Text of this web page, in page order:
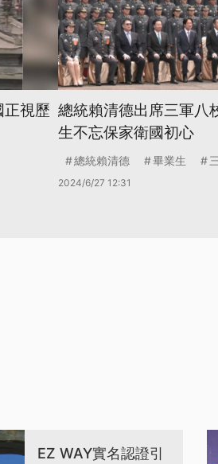
視歷 總統賴清德出席三軍八
生不忘保家衛國初心
總統賴清德 畢業生
2024/6/27 12:31
EZ WAY實名認證引